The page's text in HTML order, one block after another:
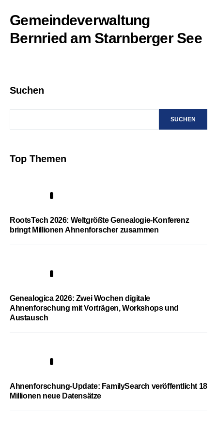
Gemeindeverwaltung
Bernried am Starnberger See
Suchen
SUCHEN
Top Themen
RootsTech 2026: Weltgrößte Genealogie-Konferenz
bringt Millionen Ahnenforscher zusammen
Genealogica 2026: Zwei Wochen digitale
Ahnenforschung mit Vorträgen, Workshops und
Austausch
Ahnenforschung-Update: FamilySearch veröffentlicht 18
Millionen neue Datensätze